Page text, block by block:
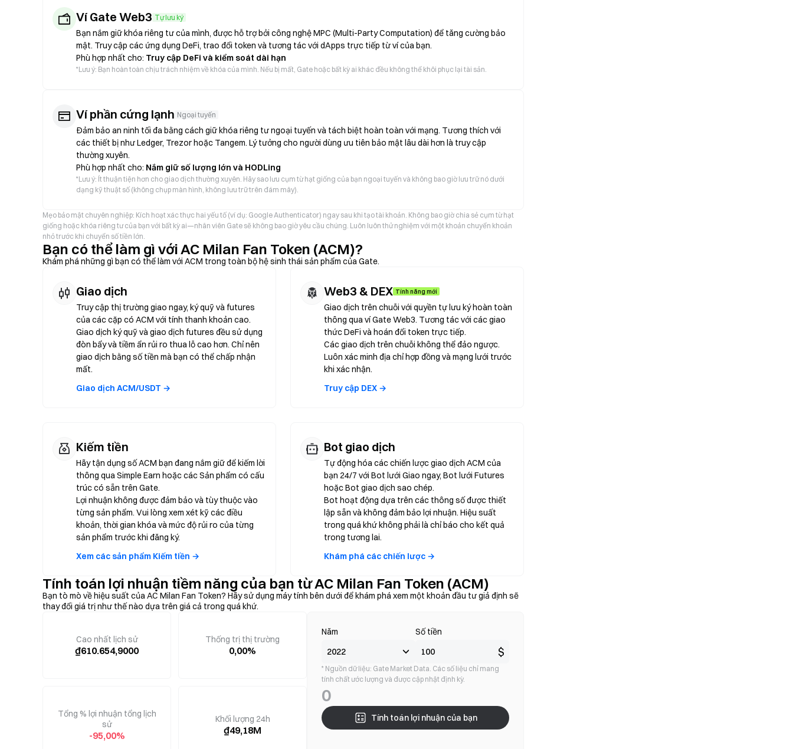
Ví Gate Web3 Tự lưu ký
Bạn nắm giữ khóa riêng tư của mình, được hỗ trợ bởi công nghệ MPC (Multi-Party Computation) để tăng cường bảo
mật. Truy cập các ứng dụng DeFi, trao đổi token và tương tác với dApps trực tiếp từ ví của bạn.
Phù hợp nhất cho: Truy cập DeFi và kiểm soát dài hạn
*Lưu ý: Bạn hoàn toàn chịu trách nhiệm về khóa của mình. Nếu bị mất, Gate hoặc bất kỳ ai khác đều không thể khôi phục lại tài sản.
Ví phần cứng lạnh Ngoại tuyến
Đảm bảo an ninh tối đa bằng cách giữ khóa riêng tư ngoại tuyến và tách biệt hoàn toàn với mạng. Tương thích với
các thiết bị như Ledger, Trezor hoặc Tangem. Lý tưởng cho người dùng ưu tiên bảo mật lâu dài hơn là truy cập
thường xuyên.
Phù hợp nhất cho: Nắm giữ số lượng lớn và HODLing
*Lưu ý: Ít thuận tiện hơn cho giao dịch thường xuyên. Hãy sao lưu cụm từ hạt giống của bạn ngoại tuyến và không bao giờ lưu trữ nó dưới
dạng kỹ thuật số (không chụp màn hình, không lưu trữ trên đám mây).
Mẹo bảo mật chuyên nghiệp: Kích hoạt xác thực hai yếu tố (ví dụ: Google Authenticator) ngay sau khi tạo tài khoản. Không bao giờ chia sẻ cụm từ hạt
giống hoặc khóa riêng tư của bạn với bất kỳ ai—nhân viên Gate sẽ không bao giờ yêu cầu chúng. Luôn luôn thử nghiệm với một khoản chuyển khoản
nhỏ trước khi chuyển số tiền lớn.
Bạn có thể làm gì với AC Milan Fan Token (ACM)?
Khám phá những gì bạn có thể làm với ACM trong toàn bộ hệ sinh thái sản phẩm của Gate.
Giao dịch
Truy cập thị trường giao ngay, ký quỹ và futures
của các cặp có ACM với tính thanh khoản cao.
Giao dịch ký quỹ và giao dịch futures đều sử dụng
đòn bẩy và tiềm ẩn rủi ro thua lỗ cao hơn. Chỉ nên
giao dịch bằng số tiền mà bạn có thể chấp nhận
mất.
Giao dịch ACM/USDT →
Web3 & DEX Tính năng mới
Giao dịch trên chuỗi với quyền tự lưu ký hoàn toàn
thông qua ví Gate Web3. Tương tác với các giao
thức DeFi và hoán đổi token trực tiếp.
Các giao dịch trên chuỗi không thể đảo ngược.
Luôn xác minh địa chỉ hợp đồng và mạng lưới trước
khi xác nhận.
Truy cập DEX →
Kiếm tiền
Hãy tận dụng số ACM bạn đang nắm giữ để kiếm lời
thông qua Simple Earn hoặc các Sản phẩm có cấu
trúc có sẵn trên Gate.
Lợi nhuận không được đảm bảo và tùy thuộc vào
từng sản phẩm. Vui lòng xem xét kỹ các điều
khoản, thời gian khóa và mức độ rủi ro của từng
sản phẩm trước khi đăng ký.
Xem các sản phẩm Kiếm tiền →
Bot giao dịch
Tự động hóa các chiến lược giao dịch ACM của
bạn 24/7 với Bot lưới Giao ngay, Bot lưới Futures
hoặc Bot giao dịch sao chép.
Bot hoạt động dựa trên các thông số được thiết
lập sẵn và không đảm bảo lợi nhuận. Hiệu suất
trong quá khứ không phải là chỉ báo cho kết quả
trong tương lai.
Khám phá các chiến lược →
Tính toán lợi nhuận tiềm năng của bạn từ AC Milan Fan Token (ACM)
Bạn tò mò về hiệu suất của AC Milan Fan Token? Hãy sử dụng máy tính bên dưới để khám phá xem một khoản đầu tư giả định sẽ
thay đổi giá trị như thế nào dựa trên giá cả trong quá khứ.
Cao nhất lịch sử
₫610.654,9000
Thống trị thị trường
0,00%
Tổng % lợi nhuận tổng lịch
sử
-95,00%
Khối lượng 24h
₫49,18M
Năm Số tiền
$
* Nguồn dữ liệu: Gate Market Data. Các số liệu chỉ mang
tính chất ước lượng và được cập nhật định kỳ.
0
Tính toán lợi nhuận của bạn